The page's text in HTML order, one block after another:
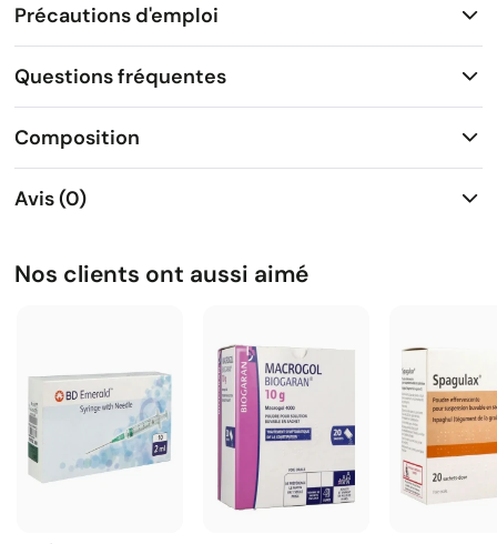
Précautions d'emploi
Questions fréquentes
Composition
Avis (0)
Nos clients ont aussi aimé